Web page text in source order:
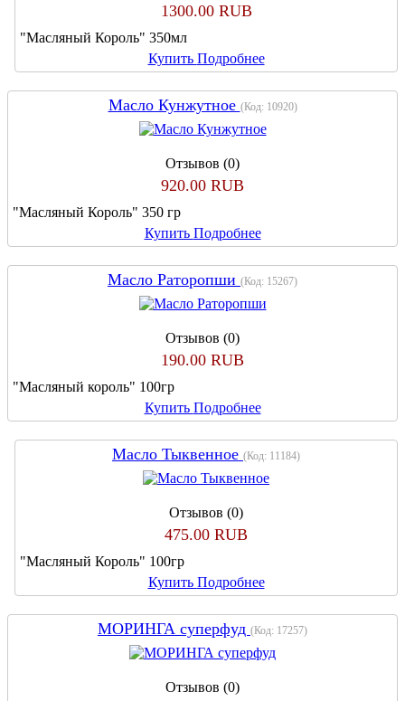
1300.00 RUB
"Масляный Король" 350мл
Купить Подробнее
Масло Кунжутное (Код: 10920)
Отзывов (0)
920.00 RUB
"Масляный Король" 350 гр
Купить Подробнее
Масло Раторопши (Код: 15267)
Отзывов (0)
190.00 RUB
"Масляный король" 100гр
Купить Подробнее
Масло Тыквенное (Код: 11184)
Отзывов (0)
475.00 RUB
"Масляный Король" 100гр
Купить Подробнее
МОРИНГА суперфуд (Код: 17257)
Отзывов (0)